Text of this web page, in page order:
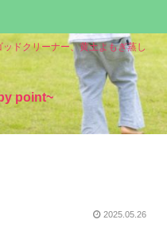
ドクリーナー、黄土よもぎ蒸し
point~
2025.05.26